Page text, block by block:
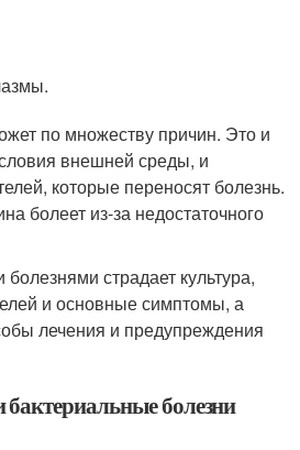
по множеству причин. Это и
внешней среды, и
которые переносят болезнь.
болеет из-за недостаточного
страдает культура,
и основные симптомы, а
лечения и предупреждения
болезни